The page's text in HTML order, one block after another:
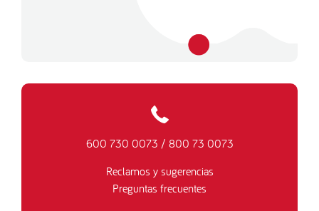
600 730 0073 / 800 73 0073
Reclamos y sugerencias
Preguntas frecuentes